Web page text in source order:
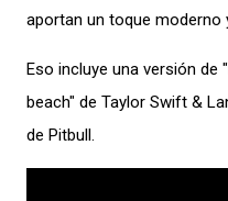
aportan un toque moderno
Eso incluye una versión de
beach" de Taylor Swift &
de Pitbull.